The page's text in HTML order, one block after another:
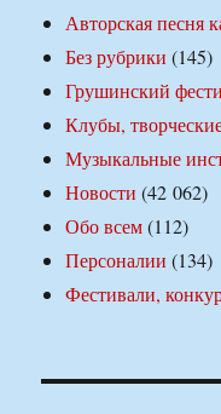
Авторская песня
Без рубрики (145)
Грушинский
Клубы,
Музыкальные
Новости (42 062)
Обо всем(112)
Персоналии (134)
Фестивали,